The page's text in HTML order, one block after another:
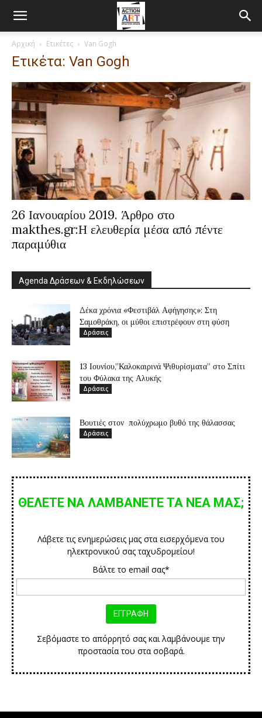
Αρχική Ετικέτες Van Gogh
Ετικέτα: Van Gogh
26 Ιανουαρίου 2019. Άρθρο στο
makthes.gr:Η ελευθερία μέσα από πέντε
παραμύθια
Agenda Δράσεων & Εκδηλώσεων
Δέκα χρόνια «Φεστιβάλ Αφήγησης»: Στη
Σαμοθράκη, οι μύθοι επιστρέφουν στη φύση
Δράσεις
13 Ιουνίου,”Καλοκαιρινά Ψιθυρίσματα” στο Σπίτι
του Φύλακα της Αλυκής
Δράσεις
Βουτιές στον πολύχρωμο βυθό της θάλασσας
Δράσεις
ΘΕΛΕΤΕ ΝΑ ΛΑΜΒΑΝΕΤΕ ΤΑ ΝΕΑ ΜΑΣ;
Λάβετε τις ενημερώσεις μας στα εισερχόμενα του
ηλεκτρονικού σας ταχυδρομείου!
Βάλτε το email σας*
Σεβόμαστε το απόρρητό σας και λαμβάνουμε την
προστασία του στα σοβαρά.